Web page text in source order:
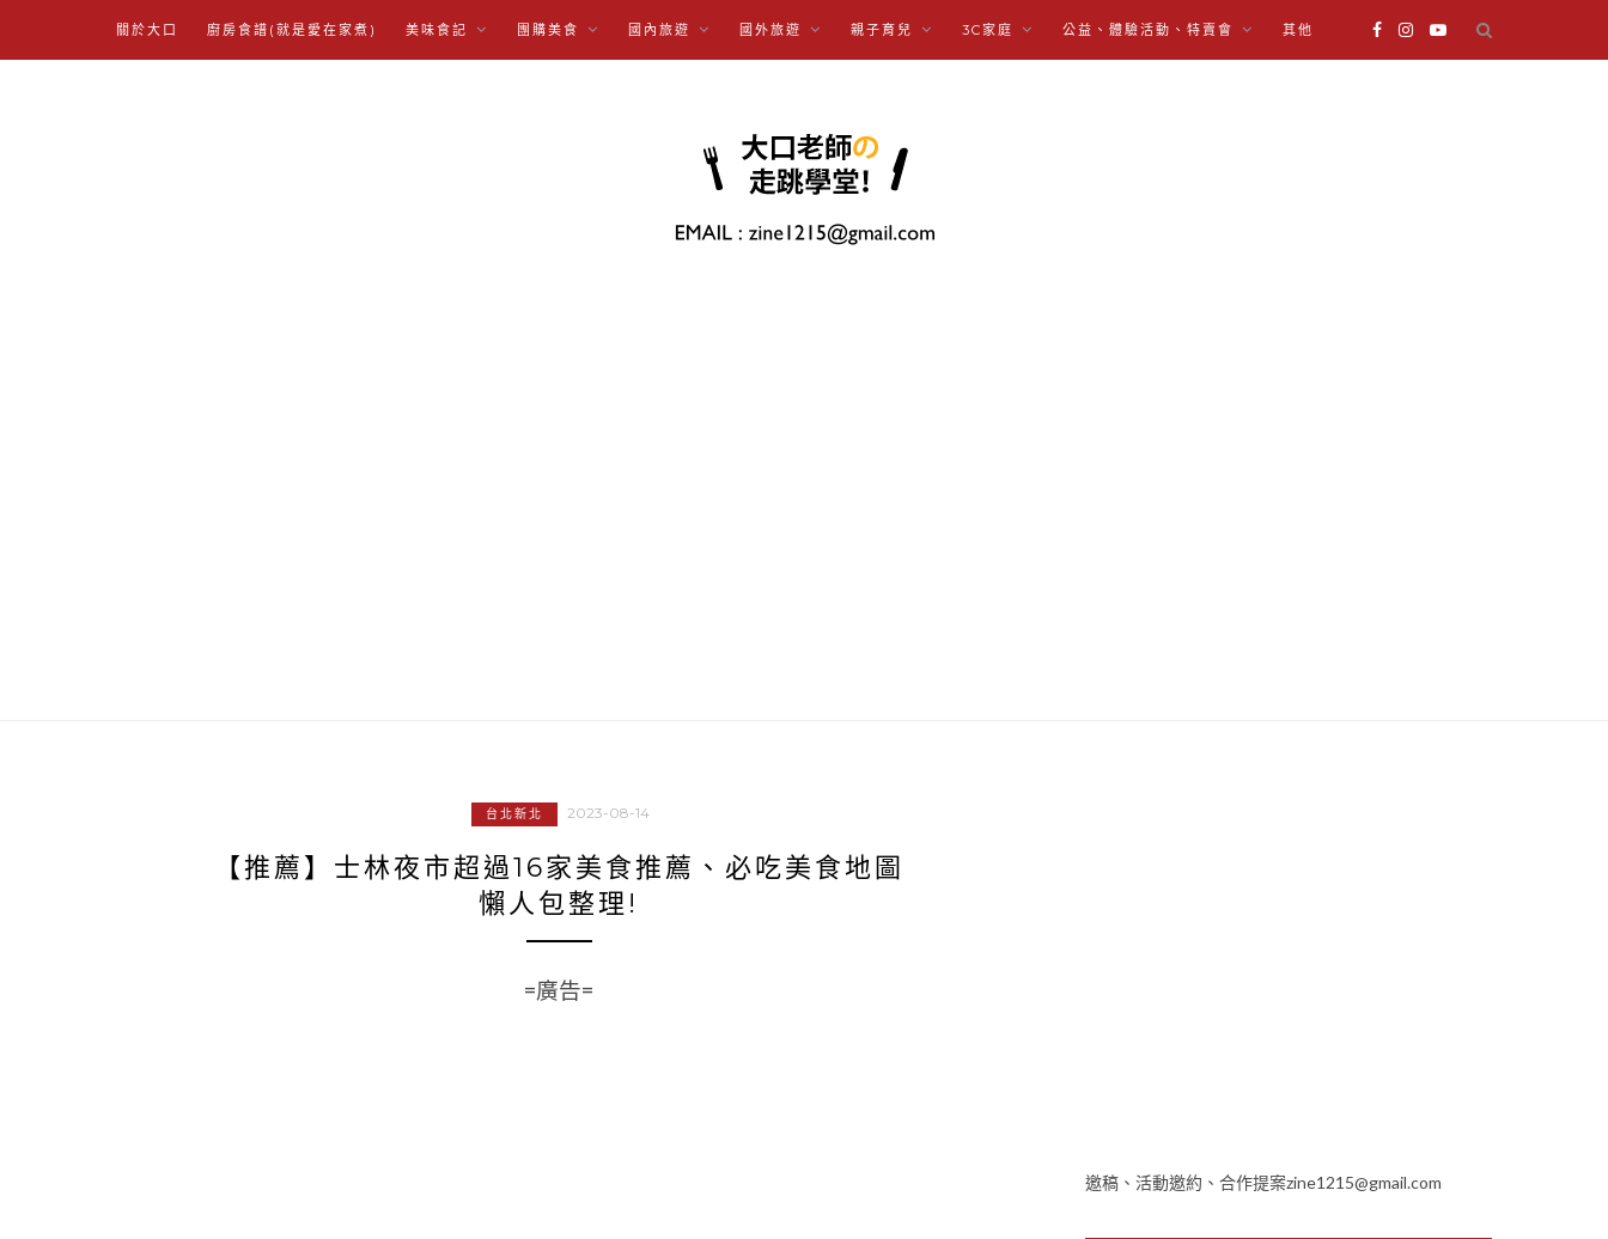
關於大口 廚房食譜(就是愛在家煮) 美味食記 團購美食 國內旅遊 國外旅遊 親子育兒 3C家庭 公益、體驗活動、特賣會 其他
台北新北 2023-08-14
【推薦】士林夜市超過16家美食推薦、必吃美食地圖
懶人包整理!
=廣告=
邀稿、活動邀約、合作提案zine1215@gmail.com